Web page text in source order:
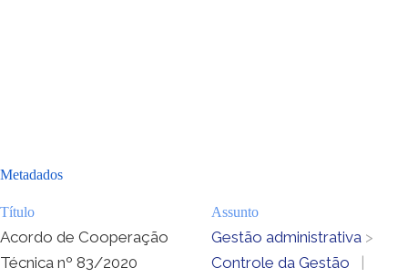
Metadados
Título
Acordo de Cooperação
Técnica nº 83/2020
Assunto
Gestão administrativa >
Controle da Gestão
|